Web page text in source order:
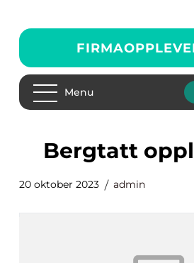
Menu
bergtatt
20 oktober 2023 admin